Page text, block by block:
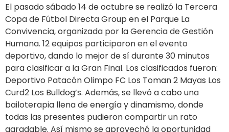
El pasado sábado 14 de octubre se realizó la Tercera
Copa de Fútbol Directa Group en el Parque La
Convivencia, organizada por la Gerencia de Gestión
Humana. 12 equipos participaron en el evento
deportivo, dando lo mejor de sí durante 30 minutos
para clasificar a la Gran Final. Los clasificados fueron:
Deportivo Patacón Olimpo FC Los Toman 2 Mayas Los
Curd2 Los Bulldog’s. Además, se llevó a cabo una
bailoterapia llena de energía y dinamismo, donde
todas las presentes pudieron compartir un rato
agradable. Así mismo se aprovechó la oportunidad